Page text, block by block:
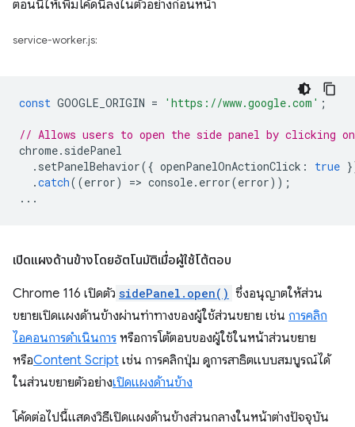
ตอนนี้ให้เพิ่มโค้ดนี้ลงในตัวอย่างก่อนหน้า
service-worker.js:
const GOOGLE_ORIGIN = 'https://www.google.com' ;
// Allows users to open the side panel by clicking
chrome. sidePanel
. setPanelBehavior({ openPanelOnActionClick : true
.catch((error) => console. error(error));
...
เปิดแผงด้านข้างโดยอัตโนมัติเมื่อผู้ใช้โต้ตอบ
Chrome 116 เปิดตัว sidePanel.open() ซึ่งอนุญาตให้ส่วน
ขยายเปิดแผงด้านข้างผ่านท่าทางของผู้ใช้ส่วนขยาย เช่น การคลิก
ไอคอนการดำเนินการ หรือการโต้ตอบของผู้ใช้ในหน้าส่วนขยาย
หรือContent Script เช่น การคลิกปุ่ม ดูการสาธิตแบบสมบูรณ์ได้
ในส่วนขยายตัวอย่างเปิดแผงด้านข้าง
โค้ดต่อไปนี้แสดงวิธีเปิดแผงด้านข้างส่วนกลางในหน้าต่างปัจจุบัน